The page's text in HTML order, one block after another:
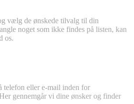
vælg de ønskede tilvalg til din
noget som ikke findes på listen, kan
os.
telefon eller e-mail inden for
gennemgår vi dine ønsker og finder